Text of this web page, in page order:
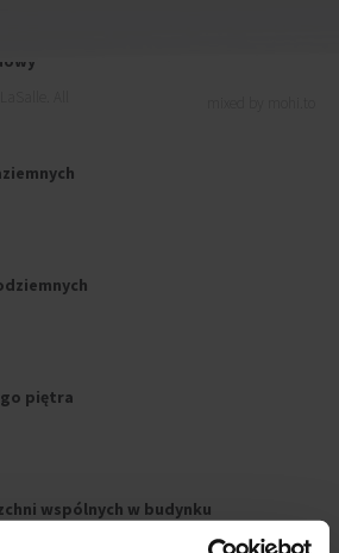
piętra
wspólnych w budynku